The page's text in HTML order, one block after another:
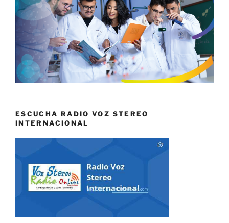
ESCUCHA RADIO VOZ STEREO
INTERNACIONAL